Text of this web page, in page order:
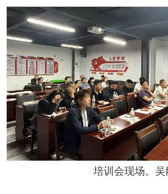
培训会现场。吴